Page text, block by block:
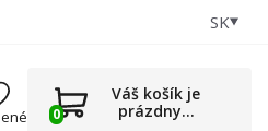
0
SK
0
Váš košík je
prázdny...